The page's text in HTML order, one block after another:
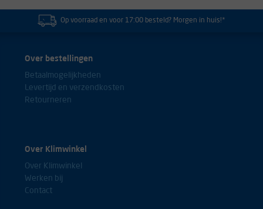
Op voorraad en voor 17:00 besteld? Morgen in huis!*
Over bestellingen
Betaalmogelijkheden
Levertijd en verzendkosten
Retourneren
Over Klimwinkel
Over Klimwinkel
Werken bij
Contact